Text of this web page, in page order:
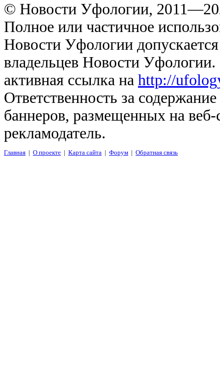
© Новости Уфологии,
Полное или частичное
Новости Уфологии
владельцев Новости
активная ссылка на http://
Ответственность за
баннеров, размещенных на
рекламодатель.
Главная | О проекте | Карта сайта | Форум | Обратная связь